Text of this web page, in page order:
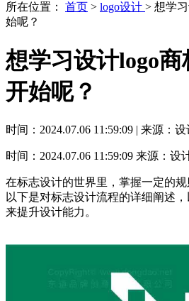
所在位置： 首页 > logo设计 > 想学
始呢？
想学习设计logo
开始呢？
时间：2024.07.06 11:59:09 | 来源：
时间：2024.07.06 11:59:09 来源：设
在标志设计的世界里，掌握一定的规
以下是对标志设计流程的详细阐述
来提升设计能力。